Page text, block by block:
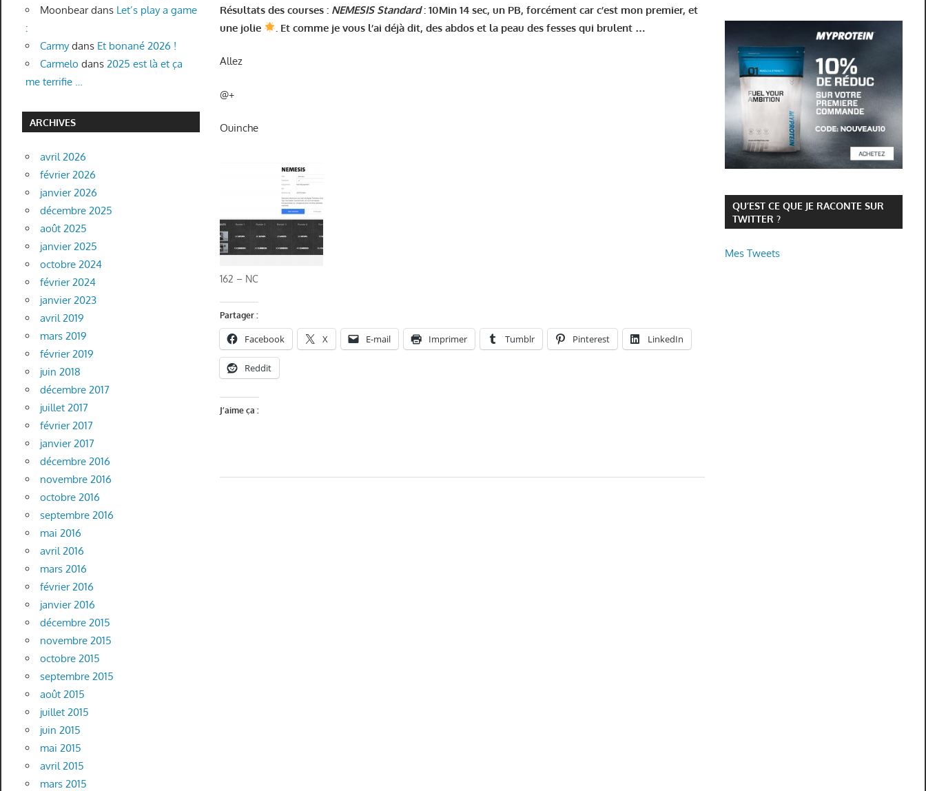
Résultats des courses : NEMESIS Standard: 10Min 14 sec, un PB, forcément car c’est mon premier, et
une jolie
. Et comme je vous l’ai déjà dit, des abdos et la peau des fesses qui brulent …
Allez
@+
Ouinche
162 – NC
Partager :
Facebook X E-mail Imprimer Tumblr Pinterest LinkedIn
Reddit
J’aime ça :
Moonbeardans Let’s play a game
:
Carmydans Et bonané 2026 !
Carmelo dans 2025 est là et ça
me terrifie …
ARCHIVES
avril 2026
février 2026
janvier 2026
décembre 2025
août 2025
janvier 2025
octobre 2024
février 2024
janvier 2023
avril 2019
mars 2019
février 2019
juin 2018
décembre 2017
juillet 2017
février 2017
janvier 2017
décembre 2016
novembre 2016
octobre 2016
septembre 2016
mai 2016
avril 2016
mars 2016
février 2016
janvier 2016
décembre 2015
novembre 2015
octobre 2015
septembre 2015
août 2015
juillet 2015
juin 2015
mai 2015
avril 2015
mars 2015
QU’EST CE QUE JE RACONTE SUR
TWITTER ?
Mes Tweets